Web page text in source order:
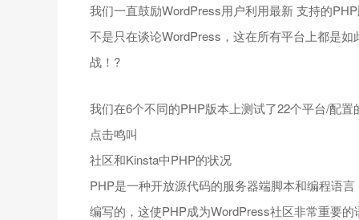
我们一直鼓励WordPress用户利用最新 支持的
不是只在谈论WordPress，这在所有平台上都是
战！?
我们在6个不同的PHP版本上测试了22个平台/配
点击鸣叫
社区和Kinsta中PHP的状况
PHP是一种开放源代码的服务器端脚本和编程语
编写的，这使PHP成为WordPress社区非常重要